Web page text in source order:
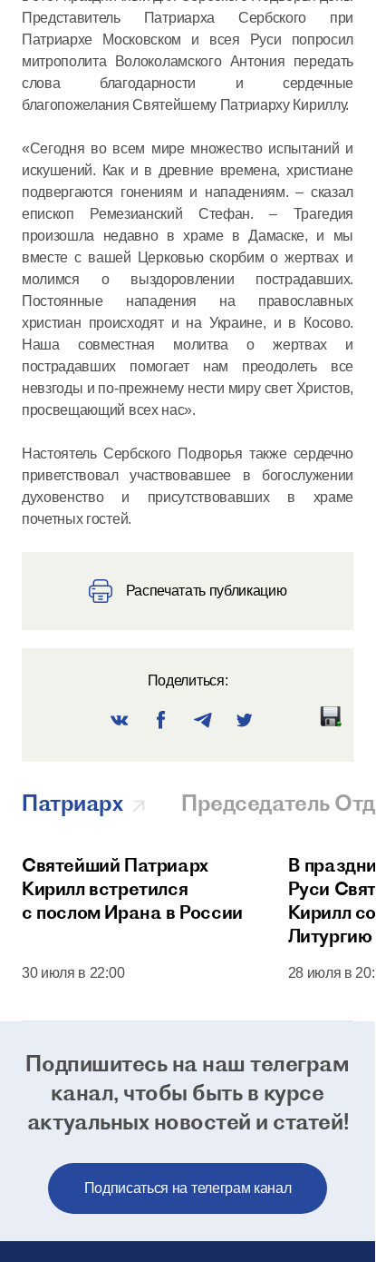
Представитель Патриарха Сербского при
Патриархе Московском и всея Руси попросил
митрополита Волоколамского Антония передать
слова благодарности и сердечные
благопожелания Святейшему Патриарху Кириллу.
«Сегодня во всем мире множество испытаний и
искушений. Как и в древние времена, христиане
подвергаются гонениям и нападениям. – сказал
епископ Ремезианский Стефан. – Трагедия
произошла недавно в храме в Дамаске, и мы
вместе с вашей Церковью скорбим о жертвах и
молимся о выздоровлении пострадавших.
Постоянные нападения на православных
христиан происходят и на Украине, и в Косово.
Наша совместная молитва о жертвах и
пострадавших помогает нам преодолеть все
невзгоды и по-прежнему нести миру свет Христов,
просвещающий всех нас».
Настоятель Сербского Подворья также сердечно
приветствовал участвовавшее в богослужении
духовенство и присутствовавших в храме
почетных гостей.
Распечатать публикацию
Поделиться:
Патриарх Председатель
Святейший Патриарх
Кирилл встретился
с послом Ирана в России
30 июля в 22:00
В
Руси
Кирилл
Кремля
28 июля в
Подпишитесь на наш телеграм
канал, чтобы быть в курсе
актуальных новостей и статей!
Подписаться на телеграм канал